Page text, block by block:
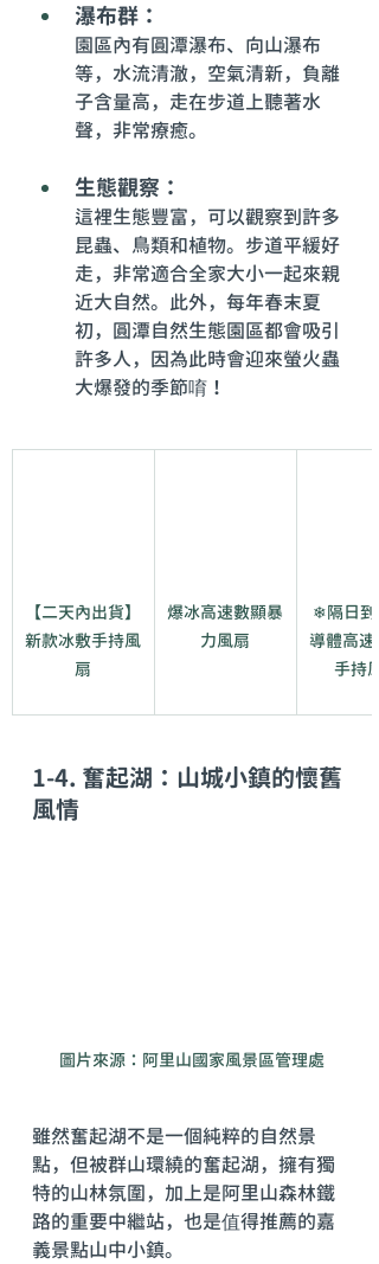
瀑布群：
園區內有圓潭瀑布、向山瀑布
等，水流清澈，空氣清新，負離
子含量高，走在步道上聽著水
聲，非常療癒。
生態觀察：
這裡生態豐富，可以觀察到許多
昆蟲、鳥類和植物。步道平緩好
走，非常適合全家大小一起來親
近大自然。此外，每年春末夏
初，圓潭自然生態園區都會吸引
許多人，因為此時會迎來螢火蟲
大爆發的季節唷！
【二天內出貨】
新款冰敷手持風
扇
爆冰高速數顯暴
力風扇
❄隔日到
導體高速
手持風
1-4. 奮起湖：山城小鎮的懷舊
風情
圖片來源：阿里山國家風景區管理處
雖然奮起湖不是一個純粹的自然景
點，但被群山環繞的奮起湖，擁有獨
特的山林氛圍，加上是阿里山森林鐵
路的重要中繼站，也是值得推薦的嘉
義景點山中小鎮。